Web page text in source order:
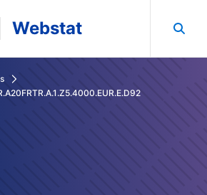
navigation
Webstat